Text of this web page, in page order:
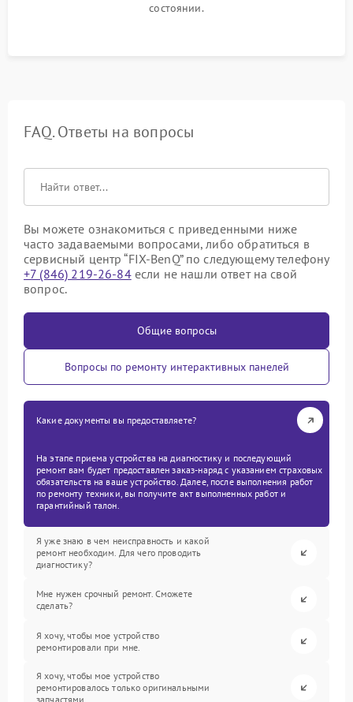
состоянии.
FAQ. Ответы на вопросы
Вы можете ознакомиться с приведенными ниже
часто задаваемыми вопросами, либо обратиться в
сервисный центр “FIX-BenQ” по следующему телефону
+7 (846) 219-26-84если не нашли ответ на свой
вопрос.
Общие вопросы
Вопросы по ремонту интерактивных панелей
Какие документы вы предоставляете?
На этапе приема устройства на диагностику и последующий
ремонт вам будет предоставлен заказ-наряд с указанием страховых
обязательств на ваше устройство. Далее, после выполнения работ
по ремонту техники, вы получите акт выполненных работ и
гарантийный талон.
Я уже знаю в чем неисправность и какой
ремонт необходим. Для чего проводить
диагностику?
Мне нужен срочный ремонт. Сможете
сделать?
Я хочу, чтобы мое устройство
ремонтировали при мне.
Я хочу, чтобы мое устройство
ремонтировалось только оригинальными
запчастями.